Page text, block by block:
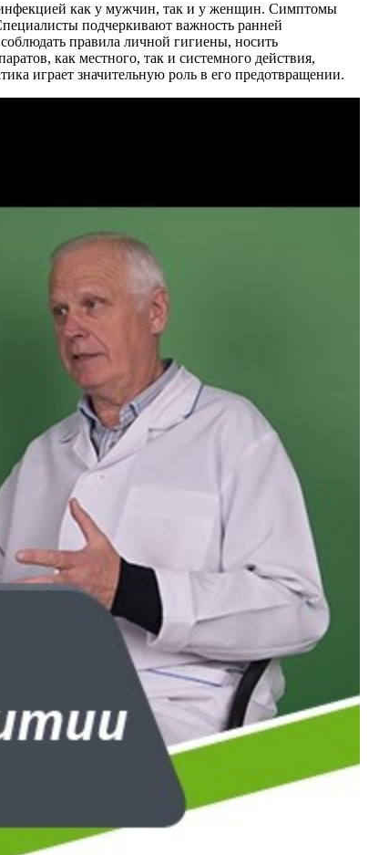
инфекцией как у мужчин, так и у женщин. Симптомы
подчеркивают важность ранней
правила личной гигиены, носить
как местного, так и системного действия,
играет значительную роль в его предотвращении.